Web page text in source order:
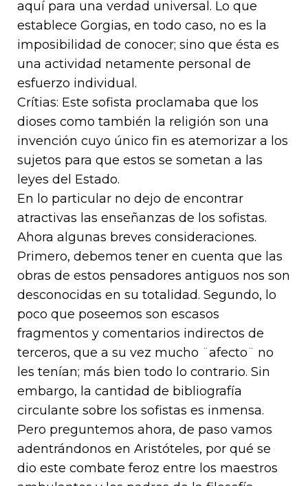
aquí para una verdad universal. Lo que
establece Gorgias, en todo caso, no es la
imposibilidad de conocer; sino que ésta es
una actividad netamente personal de
esfuerzo individual.
Crítias: Este sofista proclamaba que los
dioses como también la religión son una
invención cuyo único fin es atemorizar a los
sujetos para que estos se sometan a las
leyes del Estado.
En lo particular no dejo de encontrar
atractivas las enseñanzas de los sofistas.
Ahora algunas breves consideraciones.
Primero, debemos tener en cuenta que las
obras de estos pensadores antiguos nos son
desconocidas en su totalidad. Segundo, lo
poco que poseemos son escasos
fragmentos y comentarios indirectos de
terceros, que a su vez mucho ¨afecto¨ no
les tenían; más bien todo lo contrario. Sin
embargo, la cantidad de bibliografía
circulante sobre los sofistas es inmensa.
Pero preguntemos ahora, de paso vamos
adentrándonos en Aristóteles, por qué se
dio este combate feroz entre los maestros